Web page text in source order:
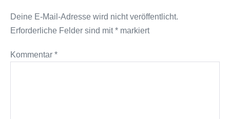
Deine E-Mail-Adresse wird nicht veröffentlicht.
Erforderliche Felder sind mit* markiert
Kommentar *